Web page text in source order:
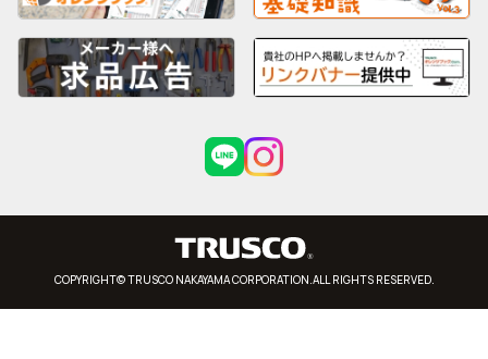
COPYRIGHT© TRUSCO NAKAYAMA CORPORATION.ALL RIGHTS RESERVED.